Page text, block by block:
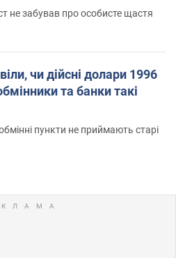
не забував про особисте щастя
чи дійсні долари 1996
та банки такі
пункти не приймають старі